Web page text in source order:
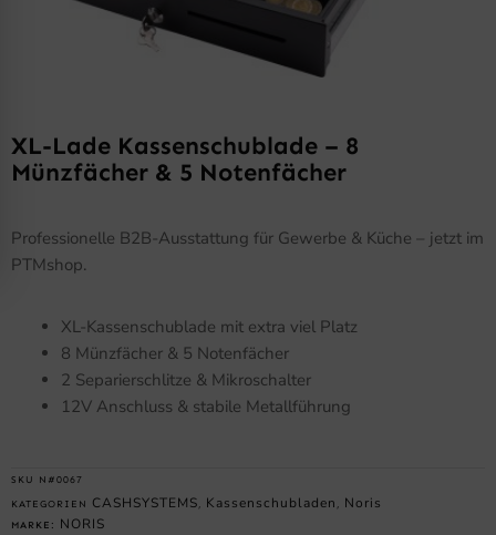
XL-Lade Kassenschublade – 8
Münzfächer & 5 Notenfächer
Professionelle B2B-Ausstattung für Gewerbe & Küche – jetzt im
PTMshop.
XL-Kassenschublade mit extra viel Platz
8 Münzfächer & 5 Notenfächer
2 Separierschlitze & Mikroschalter
12V Anschluss & stabile Metallführung
SKU N#0067
KATEGORIEN CASHSYSTEMS , Kassenschubladen , Noris
MARKE: NORIS